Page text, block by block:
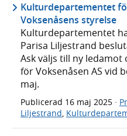
Kulturdepartementet
Voksenåsens styrelse
Kulturdepartementet
Parisa Liljestrand
Ask väljs till ny
för Voksenåsen AS vid
maj.
Publicerad 16 maj 2025 ·
Liljestrand,